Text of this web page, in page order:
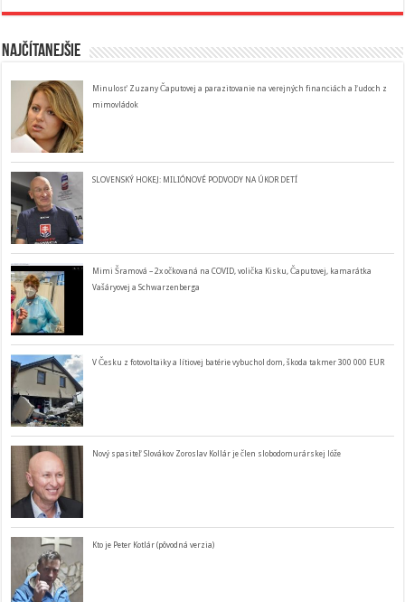
Najčítanejšie
Minulosť Zuzany Čaputovej a parazitovanie na verejných financiách a ľudoch z
mimovládok
SLOVENSKÝ HOKEJ: MILIÓNOVÉ PODVODY NA ÚKOR DETÍ
Mimi Šramová – 2x očkovaná na COVID, volička Kisku, Čaputovej, kamarátka
Vašáryovej a Schwarzenberga
V Česku z fotovoltaiky a lítiovej batérie vybuchol dom, škoda takmer 300 000 EUR
Nový spasiteľ Slovákov Zoroslav Kollár je člen slobodomurárskej lóže
Kto je Peter Kotlár (pôvodná verzia)